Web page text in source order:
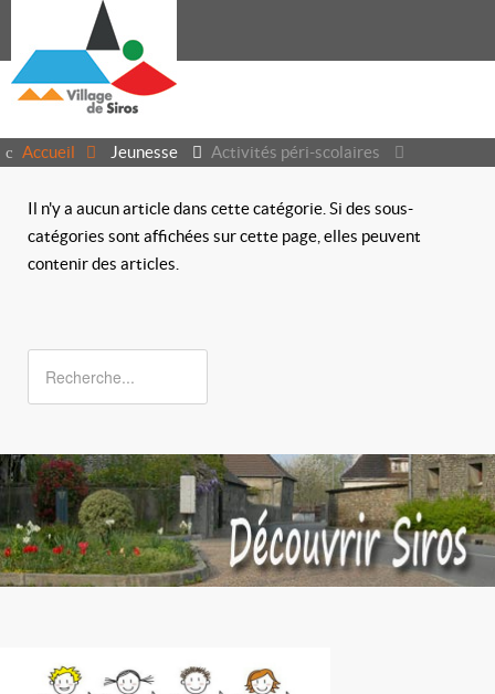
Accueil Jeunesse Activités péri-scolaires
Il n'y a aucun article dans cette catégorie. Si des sous-
catégories sont affichées sur cette page, elles peuvent
contenir des articles.